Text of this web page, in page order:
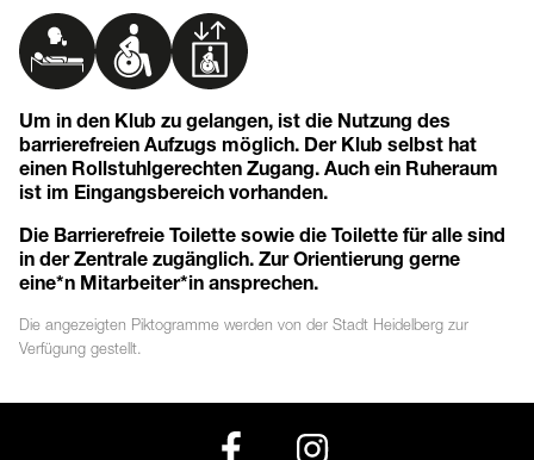
Um in den Klub zu gelangen, ist die Nutzung des
barrierefreien Aufzugs möglich. Der Klub selbst hat
einen Rollstuhlgerechten Zugang. Auch ein Ruheraum
ist im Eingangsbereich vorhanden.
Die Barrierefreie Toilette sowie die Toilette für alle sind
in der Zentrale zugänglich. Zur Orientierung gerne
eine*n Mitarbeiter*in ansprechen.
Die angezeigten Piktogramme werden von der Stadt Heidelberg zur
Verfügung gestellt.